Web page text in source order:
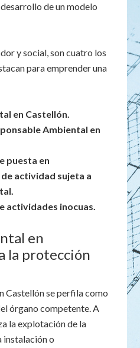
de un modelo
y social, son cuatro los
para emprender una
en Castellón.
Ambiental en
puesta en
actividad sujeta a
actividades inocuas.
en
la protección
Castellón se perfila como
órgano competente. A
la explotación de la
instalación o